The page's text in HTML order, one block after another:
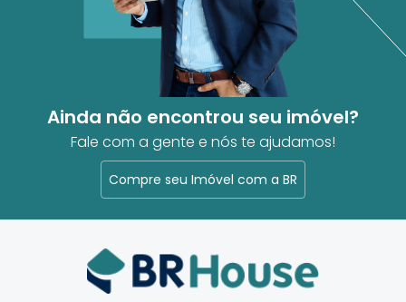
Ainda não encontrou seu imóvel?
Fale com a gente e nós te ajudamos!
Compre seu Imóvel com a BR